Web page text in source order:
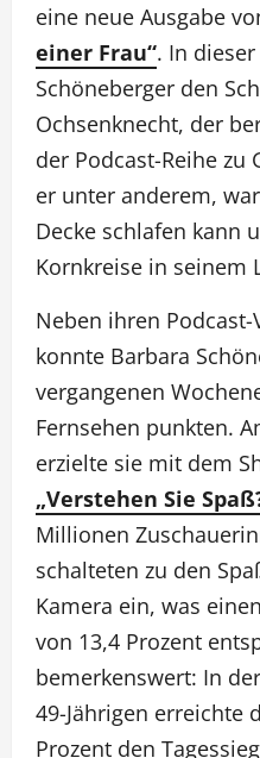
eine neue Ausgabe
einer Frau“. In
Schöneberger den
Ochsenknecht, der
der Podcast-Reihe zu
er unter anderem,
Decke schlafen kann
Kornkreise in seinem
Neben ihren
konnte Barbara
vergangenen
Fernsehen punkten.
erzielte sie mit dem
„Verstehen Sie
Millionen
schalteten zu den
Kamera ein, was
von 13,4 Prozent
bemerkenswert: In
49-Jährigen erreichte
Prozent den